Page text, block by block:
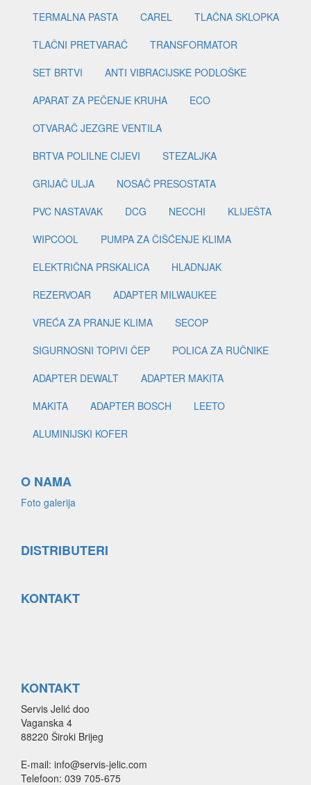
TERMALNA PASTA
CAREL
TLAČNA SKLOPKA
TLAČNI PRETVARAČ
TRANSFORMATOR
SET BRTVI
ANTI VIBRACIJSKE PODLOŠKE
APARAT ZA PEČENJE KRUHA
ECO
OTVARAČ JEZGRE VENTILA
BRTVA POLILNE CIJEVI
STEZALJKA
GRIJAČ ULJA
NOSAČ PRESOSTATA
PVC NASTAVAK
DCG NECCHI
KLIJEŠTA
WIPCOOL
PUMPA ZA ČIŠĆENJE KLIMA
ELEKTRIČNA PRSKALICA
HLADNJAK
REZERVOAR
ADAPTER MILWAUKEE
VREĆA ZA PRANJE KLIMA
SECOP
SIGURNOSNI TOPIVI ČEP
POLICA ZA RUČNIKE
ADAPTER DEWALT
ADAPTER MAKITA
MAKITA
ADAPTER BOSCH
LEETO
ALUMINIJSKI KOFER
O NAMA
Foto galerija
DISTRIBUTERI
KONTAKT
KONTAKT
Servis Jelić doo
Vaganska 4
88220 Široki Brijeg
E-mail: info@servis-jelic.com
Telefoon: 039 705-675